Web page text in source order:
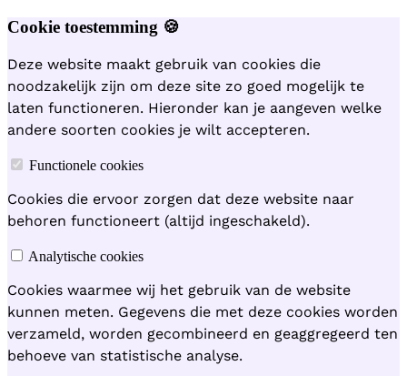
Cookie toestemming 🍪
Deze website maakt gebruik van cookies die
noodzakelijk zijn om deze site zo goed mogelijk te
laten functioneren. Hieronder kan je aangeven welke
andere soorten cookies je wilt accepteren.
Functionele cookies
Cookies die ervoor zorgen dat deze website naar
behoren functioneert (altijd ingeschakeld).
Analytische cookies
Cookies waarmee wij het gebruik van de website
kunnen meten. Gegevens die met deze cookies worden
verzameld, worden gecombineerd en geaggregeerd ten
behoeve van statistische analyse.